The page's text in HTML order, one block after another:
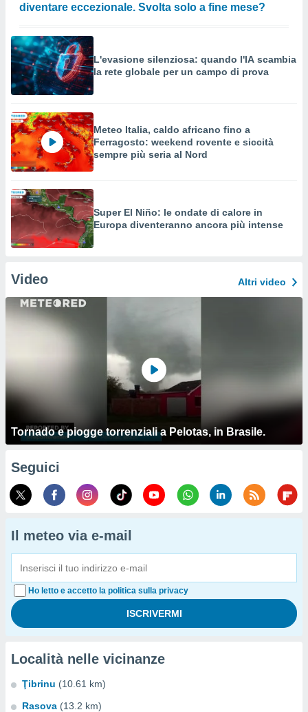
diventare eccezionale. Svolta solo a fine mese?
L'evasione silenziosa: quando l'IA scambia
la rete globale per un campo di prova
Meteo Italia, caldo africano fino a
Ferragosto: weekend rovente e siccità
sempre più seria al Nord
Super El Niño: le ondate di calore in
Europa diventeranno ancora più intense
Video Altri video
Tornado e piogge torrenziali a Pelotas, in Brasile.
Seguici
Il meteo via e-mail
Ho letto e accetto la politica sulla privacy
Località nelle vicinanze
Ţibrinu (10.61 km)
Rasova (13.2 km)